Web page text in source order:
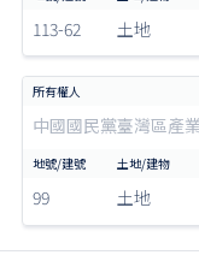
113-62 土地
中國國民黨臺灣區產
99 土地